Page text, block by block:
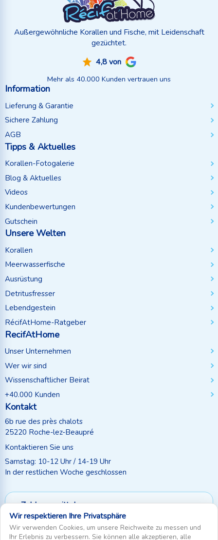
Außergewöhnliche Korallen und Fische, mit Leidenschaft
gezüchtet.
4,8 von
Mehr als 40.000 Kunden vertrauen uns
Information
Lieferung & Garantie
Sichere Zahlung
AGB
Tipps & Aktuelles
Korallen-Fotogalerie
Blog & Aktuelles
Videos
Kundenbewertungen
Gutschein
Unsere Welten
Korallen
Meerwasserfische
Ausrüstung
Detritusfresser
Lebendgestein
RécifAtHome-Ratgeber
RecifAtHome
Unser Unternehmen
Wer wir sind
Wissenschaftlicher Beirat
+40.000 Kunden
Kontakt
6b rue des près chalots
25220 Roche-lez-Beaupré
Kontaktieren Sie uns
Samstag: 10-12 Uhr / 14-19 Uhr
In der restlichen Woche geschlossen
Zahlungsmittel
Folgen Sie uns
Wir respektieren Ihre Privatsphäre
Wir verwenden Cookies, um unsere Reichweite zu messen und
Ihr Erlebnis zu verbessern. Sie können alle akzeptieren, alle